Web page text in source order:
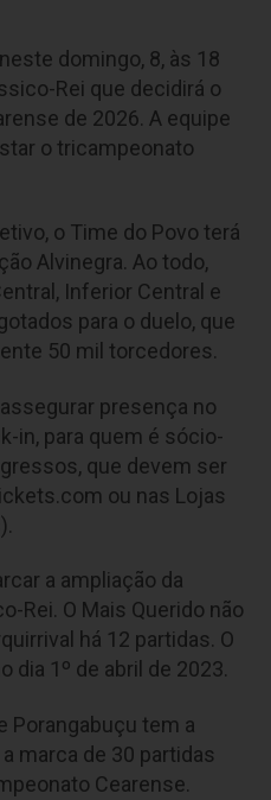
domingo, 8, às 18
Rei que decidirá o
de 2026. A equipe
o tricampeonato
o Time do Povo terá
Alvinegra. Ao todo,
Inferior Central e
para o duelo, que
50 mil torcedores.
presença no
in, para quem é sócio-
que devem ser
ou nas Lojas
a ampliação da
Rei. O Mais Querido não
há 12 partidas. O
dia 1º de abril de 2023.
Porangabuçu tem a
marca de 30 partidas
Cearense.